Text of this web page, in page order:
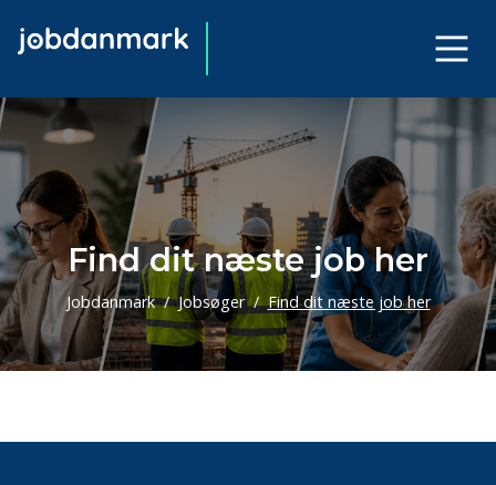
Find dit næste job her
Jobdanmark Jobsøger Find dit næste job her